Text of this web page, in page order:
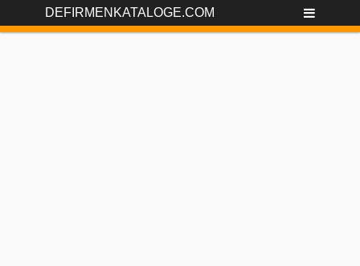
DEFIRMENKATALOGE.COM